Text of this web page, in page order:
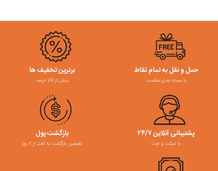
حمل و نقل به تمام نقاط
با بسته بندی مناسب
برترین تخفیف ها
بیش از 20 درصد
پشتیبانی آنلاین ۲۴/۷
با تیکت و چت
بازگشت پول
تضمین بازگشت به کمتر از ۷ روز